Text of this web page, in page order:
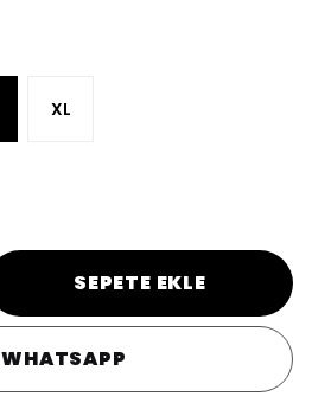
XL
SEPETE EKLE
WHATSAPP